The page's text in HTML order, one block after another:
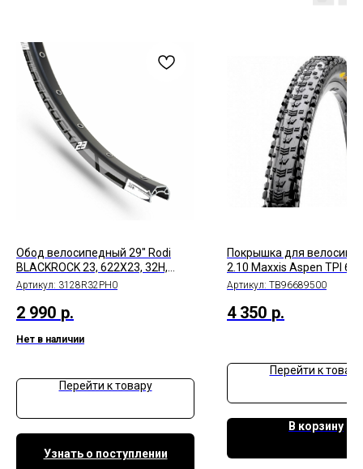
Обод велосипедный 29" Rodi
BLACKROCK 23, 622X23, 32H,
пистонированный, черный, 630 г
Артикул: 3128R32PH0
2 990 р.
Нет в наличии
Перейти к товару
Узнать о поступлении
Покрышка для
2.10 Maxxis Aspen TPI 60
62a/60a (TB96689500)
Артикул: TB96689500
4 350 р.
Перейти к товару
В корзину